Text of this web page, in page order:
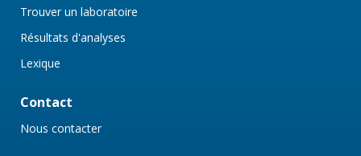
Trouver un laboratoire
Résultats d'analyses
Lexique
Contact
Nous contacter